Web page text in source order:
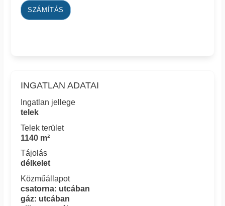
SZÁMÍTÁS
INGATLAN ADATAI
Ingatlan jellege
telek
Telek terület
1140 m²
Tájolás
délkelet
Közműállapot
csatorna: utcában
gáz: utcában